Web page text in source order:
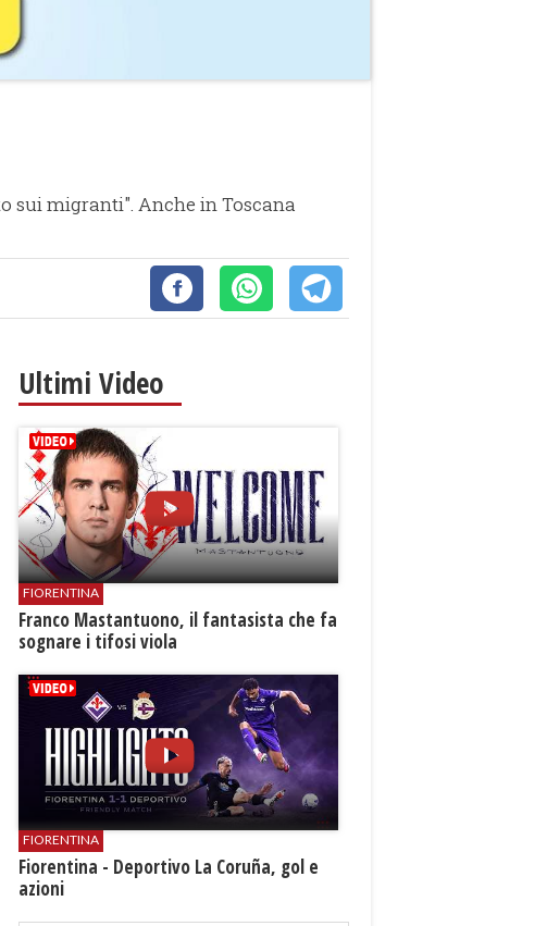
sui migranti". Anche in Toscana
Ultimi Video
FIORENTINA
Franco Mastantuono, il fantasista che fa
sognare i tifosi viola
FIORENTINA
Fiorentina - Deportivo La Coruña, gol e
azioni